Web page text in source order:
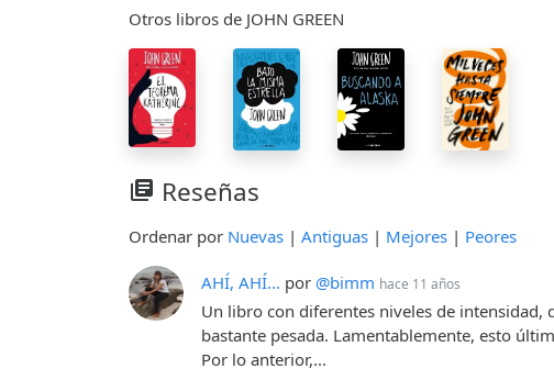
Otros libros de JOHN GREEN
library_books Reseñas
Ordenar por Nuevas | Antiguas | Mejores | Peores
AHÍ, AHÍ... por @bimm hace 11 años
Un libro con diferentes niveles de intensidad,
bastante pesada. Lamentablemente, esto
Por lo anterior,...